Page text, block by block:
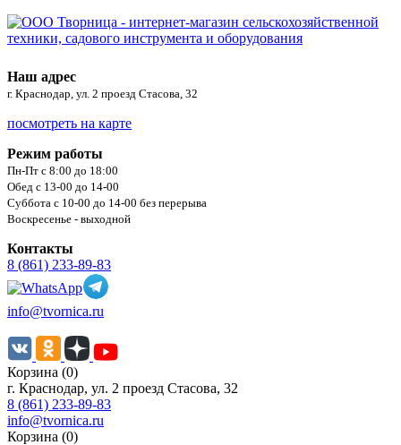
Наш адрес
г. Краснодар, ул. 2 проезд Стасова, 32
посмотреть на карте
Режим работы
Пн-Пт с 8:00 до 18:00
Обед с 13-00 до 14-00
Суббота с 10-00 до 14-00 без перерыва
Воскресенье - выходной
Контакты
8 (861) 233-89-83
info@tvornica.ru
Корзина (0)
г. Краснодар, ул. 2 проезд Стасова, 32
8 (861) 233-89-83
info@tvornica.ru
Корзина (0)